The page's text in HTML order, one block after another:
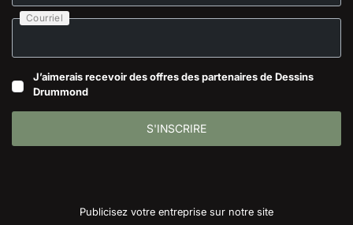
Courriel
J’aimerais recevoir des offres des partenaires de Dessins
Drummond
S'INSCRIRE
Publicisez votre entreprise sur notre site